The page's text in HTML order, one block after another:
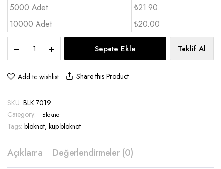
5000 Adet
₺21.90
10000 Adet
₺20.00
bloknot
200’lük
-
7019
quantity
Sepete Ekle Teklif Al
Add to wishlist Share this Product
SKU: BLK 7019
Category:
Bloknot
Tags: bloknot, küp bloknot
Açıklama Değerlendirmeler (0)